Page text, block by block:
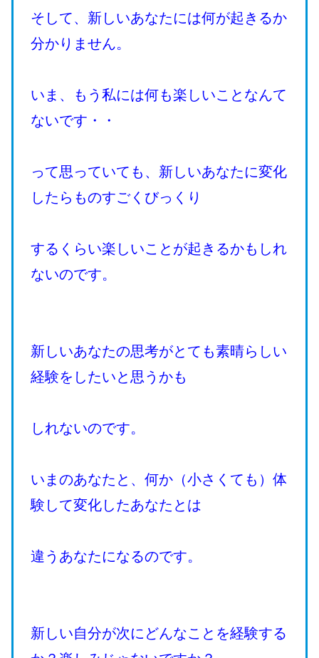
そして、新しいあなたには何が起きるか
分かりません。
いま、もう私には何も楽しいことなんて
ないです・・
って思っていても、新しいあなたに変化
したらものすごくびっくり
するくらい楽しいことが起きるかもしれ
ないのです。
新しいあなたの思考がとても素晴らしい
経験をしたいと思うかも
しれないのです。
いまのあなたと、何か（小さくても）体
験して変化したあなたとは
違うあなたになるのです。
新しい自分が次にどんなことを経験する